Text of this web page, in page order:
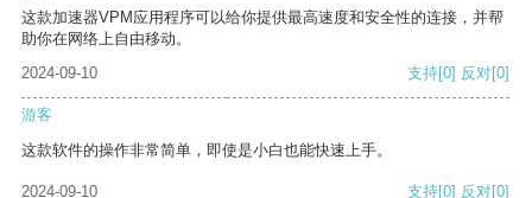
这款加速器VPM应用程序可以给你提供最高速度和安全性的连接，并帮
助你在网络上自由移动。
2024-09-10
支持[0] 反对[0]
游客
这款软件的操作非常简单，即使是小白也能快速上手。
2024-09-10 支持[0] 反对[0]